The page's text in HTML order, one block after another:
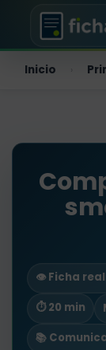
Inicio
👁️ Ficha
⏱ 20 min
📚